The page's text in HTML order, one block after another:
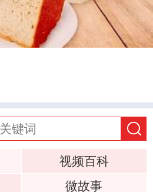
视频百科
微故事